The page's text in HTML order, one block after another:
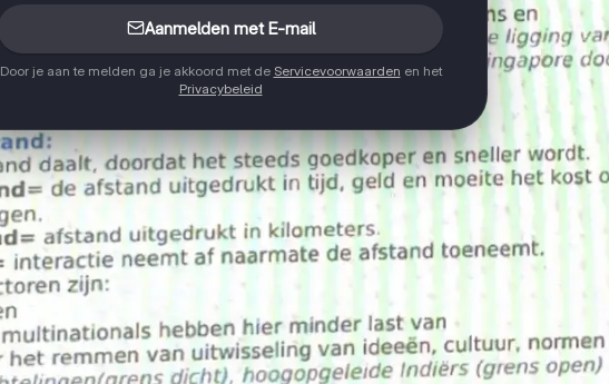
Aanmelden met E-mail
Door je aan te melden ga je akkoord met de Servicevoorwaarden en het
Privacybeleid